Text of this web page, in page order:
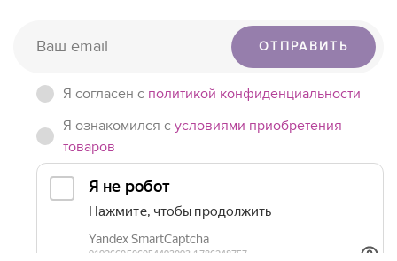
ОТПРАВИТЬ
Я согласен c политикой конфиденциальности
Я ознакомился с условиями приобретения
товаров